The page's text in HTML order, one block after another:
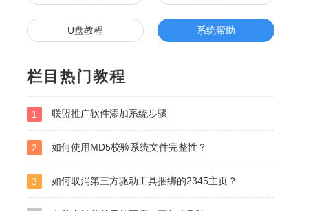
U盘教程 系统帮助
栏目热门教程
1 联盟推广软件添加系统步骤
2 如何使用MD5校验系统文件完整性？
3 如何取消第三方驱动工具捆绑的2345主页？